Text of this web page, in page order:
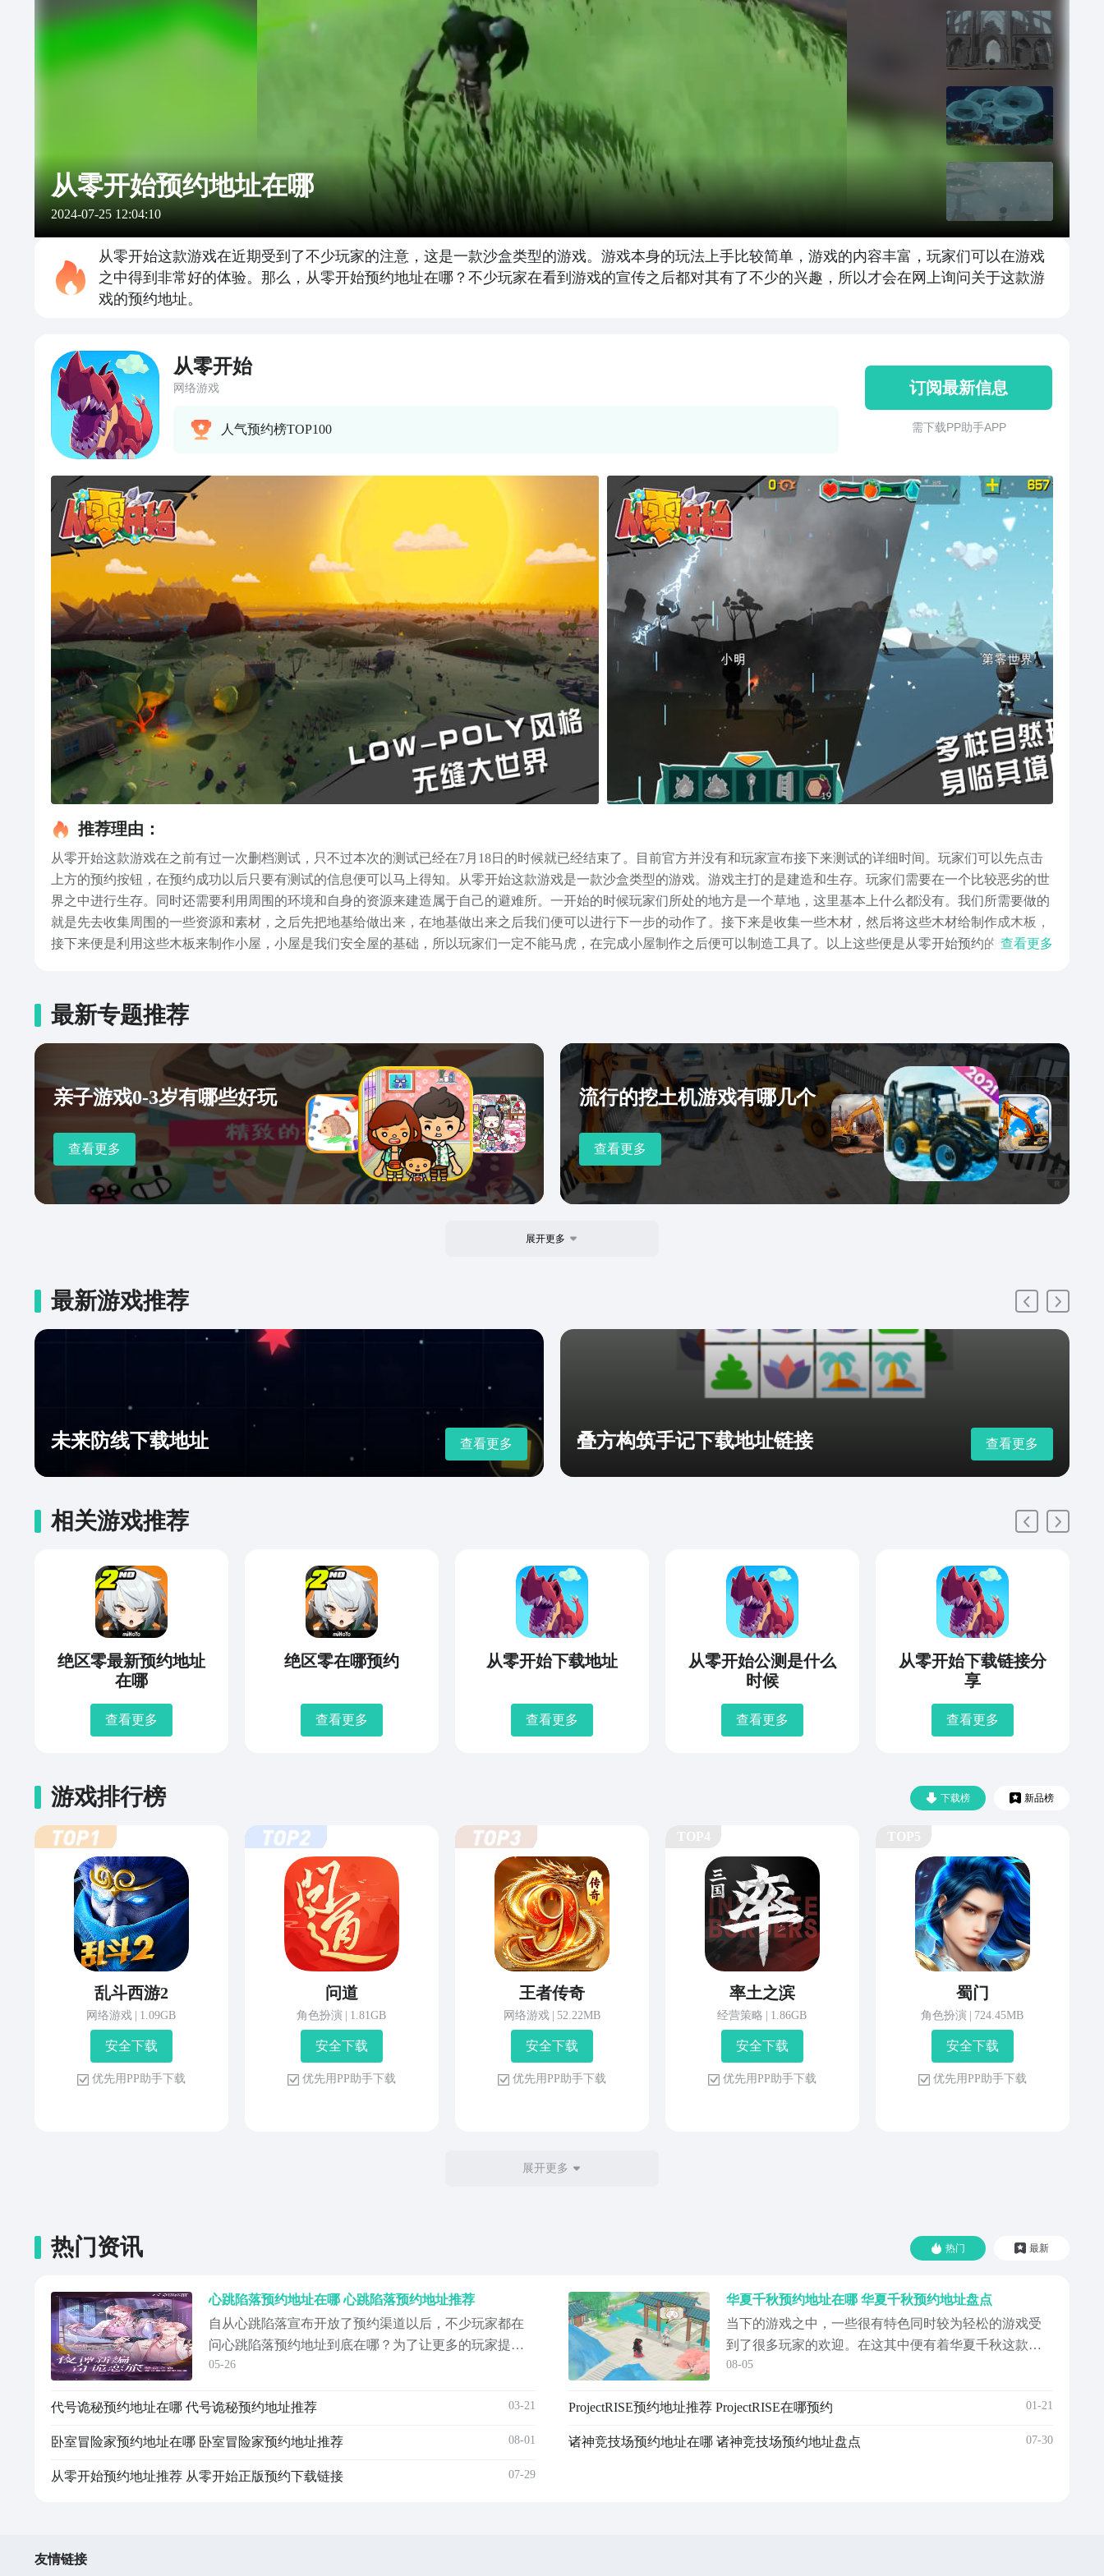
从零开始预约地址在哪
2024-07-25 12:04:10
从零开始这款游戏在近期受到了不少玩家的注意，这是一款沙盒类型的游戏。游戏本身的玩法上手比较简单，游戏的内容丰富，玩家们可以在游戏
之中得到非常好的体验。那么，从零开始预约地址在哪？不少玩家在看到游戏的宣传之后都对其有了不少的兴趣，所以才会在网上询问关于这款游
戏的预约地址。
从零开始
网络游戏
人气预约榜TOP100
订阅最新信息
需 下 载 P P 助 手 A P P
推荐理由：
从零开始这款游戏在之前有过一次删档测试，只不过本次的测试已经在7月18日的时候就已经结束了。目前官方并没有和玩家宣布接下来测试的详细时间。玩家们可以先点击
上方的预约按钮，在预约成功以后只要有测试的信息便可以马上得知。从零开始这款游戏是一款沙盒类型的游戏。游戏主打的是建造和生存。玩家们需要在一个比较恶劣的世
界之中进行生存。同时还需要利用周围的环境和自身的资源来建造属于自己的避难所。一开始的时候玩家们所处的地方是一个草地，这里基本上什么都没有。我们所需要做的
就是先去收集周围的一些资源和素材，之后先把地基给做出来，在地基做出来之后我们便可以进行下一步的动作了。接下来是收集一些木材，然后将这些木材给制作成木板，
接下来便是利用这些木板来制作小屋，小屋是我们安全屋的基础，所以玩家们一定不能马虎，在完成小屋制作之后便可以制造工具了。以上这些便是从零开始预约的介绍。这
查看更多
最新专题推荐
亲子游戏0-3岁有哪些好玩
查看更多
流行的挖土机游戏有哪几个
查看更多
展开更多
最新游戏推荐
未来防线下载地址 查看更多 叠方构筑手记下载地址链接 查看更多
相关游戏推荐
绝区零最新预约地址
在哪
查看更多
绝区零在哪预约
查看更多
从零开始下载地址
查看更多
从零开始公测是什么
时候
查看更多
从零开始下载链接分
享
查看更多
下载榜 新品榜
游戏排行榜
乱斗西游2
网络游戏 1.09GB
安 全 下 载
优 先 用 P P 助 手 下 载
问道
角色扮演 1.81GB
安 全 下 载
优 先 用 P P 助 手 下 载
王者传奇
网络游戏 52.22MB
安 全 下 载
优 先 用 P P 助 手 下 载
率土之滨
经营策略 1.86GB
安 全 下 载
优 先 用 P P 助 手 下 载
蜀门
角色扮演 724.45MB
安 全 下 载
优 先 用 P P 助 手 下 载
展开更多
热门 最新
热门资讯
心跳陷落预约地址在哪 心跳陷落预约地址推荐
自从心跳陷落宣布开放了预约渠道以后，不少玩家都在
问心跳陷落预约地址到底在哪？为了让更多的玩家提前
预约该作品，小编也专门把游戏的预约地址给找了出
享给大家，也将给更多的玩家来详细的介绍一下该作品
址：》》》》》#...
05-26
代号诡秘预约地址在哪 代号诡秘预约地址推荐 03-21
卧室冒险家预约地址在哪 卧室冒险家预约地址推荐 08-01
从零开始预约地址推荐 从零开始正版预约下载链接 07-29
华夏千秋预约地址在哪 华夏千秋预约地址盘点
当下的游戏之中，一些很有特色同时较为轻松的游戏受
到了很多玩家的欢迎。在这其中便有着华夏千秋这款游
戏。这款游戏的画风看起来十分的治愈，同时玩法上也
玩家对于这款游戏很感兴趣，但是不知道应该去哪里才
载》》》》》#...
08-05
ProjectRISE预约地址推荐 ProjectRISE在哪预约 01-21
诸神竞技场预约地址在哪 诸神竞技场预约地址盘点 07-30
友情链接